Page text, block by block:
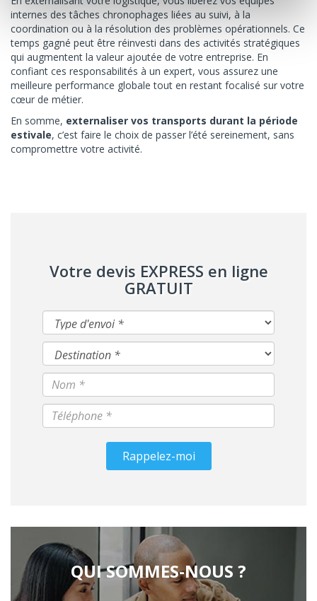
internes des tâches chronophages liées au suivi, à la
coordination ou à la résolution des problèmes opérationnels. Ce
temps gagné peut être réinvesti dans des activités stratégiques
qui augmentent la valeur ajoutée de votre entreprise. En
confiant ces responsabilités à un expert, vous assurez une
meilleure performance globale tout en restant focalisé sur votre
cœur de métier.
En somme, externaliser vos transports durant la période
estivale, c’est faire le choix de passer l’été sereinement, sans
compromettre votre activité.
Votre devis EXPRESS en ligne
GRATUIT
Rappelez-moi
QUI SOMMES-NOUS ?